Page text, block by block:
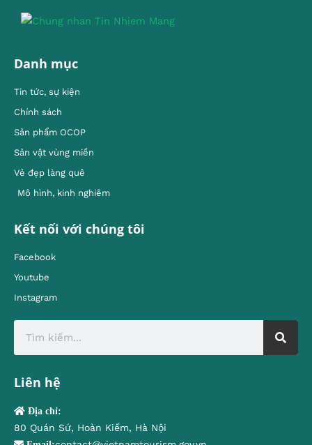
Danh mục
Tin tức, sự kiện
Chính sách
Sản phẩm OCOP
Sản vật vùng miền
Vẻ đẹp làng quê
Mô hình, kinh nghiêm
Kết nối với chúng tôi
Facebook
Youtube
Instagram
Liên hệ
Địa chỉ:
80 Quán Sứ, Hoàn Kiếm, Hà Nội